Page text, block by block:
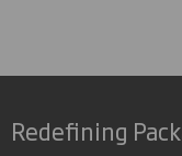
Redefining